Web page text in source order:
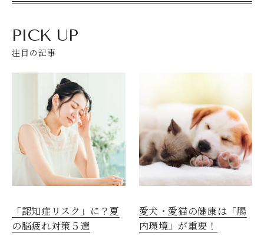
PICK UP
注目の記事
「認知症リスク」に？夏
の脳疲れ対策５選
愛犬・愛猫の健康は「腸
内環境」が重要！